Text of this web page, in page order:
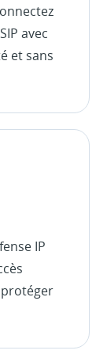
avec
et sans
IP